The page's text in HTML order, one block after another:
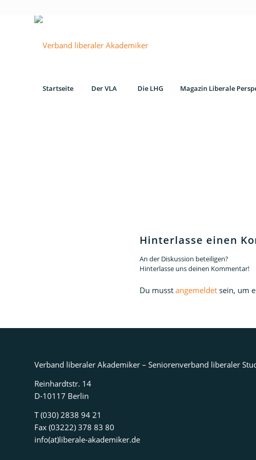
Startseite Der VLA Die LHG Magazin Liberale
Hinterlasse einen
An der Diskussion beteiligen?
Hinterlasse uns deinen Kommentar!
Du musst angemeldet sein, um
Verband liberaler Akademiker – Seniorenverband liberaler
Reinhardtstr. 14
D-10117 Berlin
T (030) 2838 94 21
Fax (03222) 378 83 80
info(at)liberale-akademiker.de